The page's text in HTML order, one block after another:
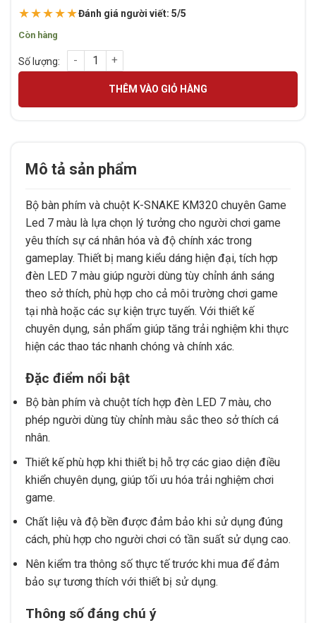
★★★★★Đánh giá người viết: 5/5
Còn hàng
Bộ bàn phím và chuột K-SNAKE KM320 chuyên Game Led 7
THÊM VÀO GIỎ HÀNG
Mô tả sản phẩm
Bộ bàn phím và chuột K-SNAKE KM320 chuyên Game
Led 7 màu là lựa chọn lý tưởng cho người chơi game
yêu thích sự cá nhân hóa và độ chính xác trong
gameplay. Thiết bị mang kiểu dáng hiện đại, tích hợp
đèn LED 7 màu giúp người dùng tùy chỉnh ánh sáng
theo sở thích, phù hợp cho cả môi trường chơi game
tại nhà hoặc các sự kiện trực tuyến. Với thiết kế
chuyên dụng, sản phẩm giúp tăng trải nghiệm khi thực
hiện các thao tác nhanh chóng và chính xác.
Đặc điểm nổi bật
Bộ bàn phím và chuột tích hợp đèn LED 7 màu, cho
phép người dùng tùy chỉnh màu sắc theo sở thích cá
nhân.
Thiết kế phù hợp khi thiết bị hỗ trợ các giao diện điều
khiển chuyên dụng, giúp tối ưu hóa trải nghiệm chơi
game.
Chất liệu và độ bền được đảm bảo khi sử dụng đúng
cách, phù hợp cho người chơi có tần suất sử dụng cao.
Nên kiểm tra thông số thực tế trước khi mua để đảm
bảo sự tương thích với thiết bị sử dụng.
Thông số đáng chú ý